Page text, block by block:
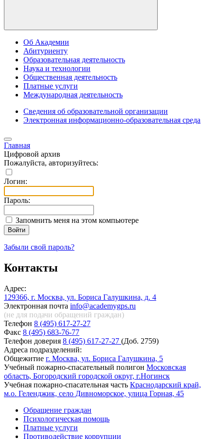
Об Академии
Абитуриенту
Образовательная деятельность
Наука и технологии
Общественная деятельность
Платные услуги
Международная деятельность
Сведения об образовательной организации
Электронная информационно-образовательная среда
Главная
Цифровой архив
Пожалуйста, авторизуйтесь:
Логин:
Пароль:
Запомнить меня на этом компьютере
Забыли свой пароль?
Контакты
Адрес:
129366, г. Москва, ул. Бориса Галушкина, д. 4
Электронная почта info@academygps.ru
(не для подачи обращений граждан)
Телефон 8 (495) 617-27-27
Факс 8 (495) 683-76-77
Телефон доверия 8 (495) 617-27-27 (Доб. 2759)
Адреса подразделений:
Общежитие г. Москва, ул. Бориса Галушкина, 5
Учебный пожарно-спасательный полигон Московская
область, Богородский городской округ, г.Ногинск
Учебная пожарно-спасательная часть Краснодарский край,
м.о. Геленджик, село Дивноморское, улица Горная, 45
Обращение граждан
Психологическая помощь
Платные услуги
Противодействие коррупции